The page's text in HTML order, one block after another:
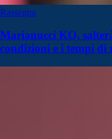
Rassegna
Marianucci KO,
condizioni e i tempi di